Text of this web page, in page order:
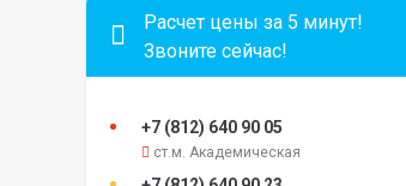
Расчет цены за 5 минут!
Звоните сейчас!
+7 (812) 640 90 05
ст.м. Академическая